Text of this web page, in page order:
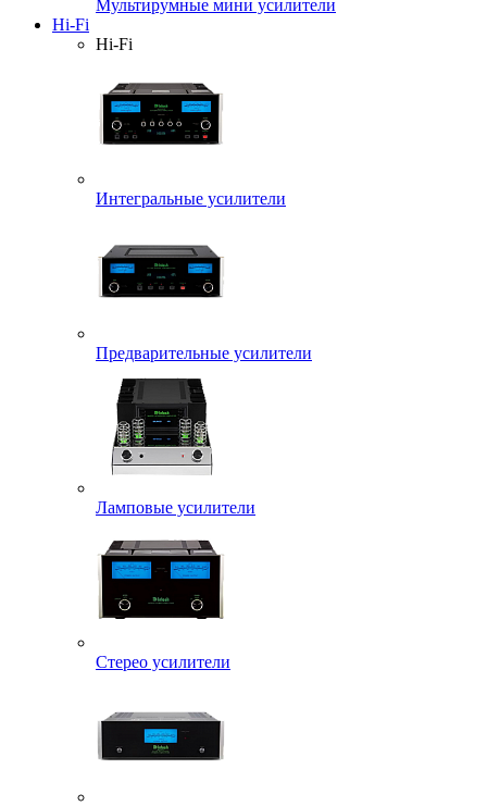
Мультирумные мини усилители
Hi-Fi
Hi-Fi
Интегральные усилители
Предварительные усилители
Ламповые усилители
Стерео усилители